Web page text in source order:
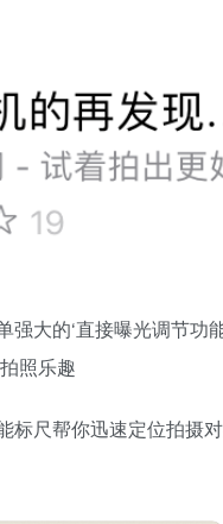
强大的‘直接曝光调节功
照乐趣
标尺帮你迅速定位拍摄